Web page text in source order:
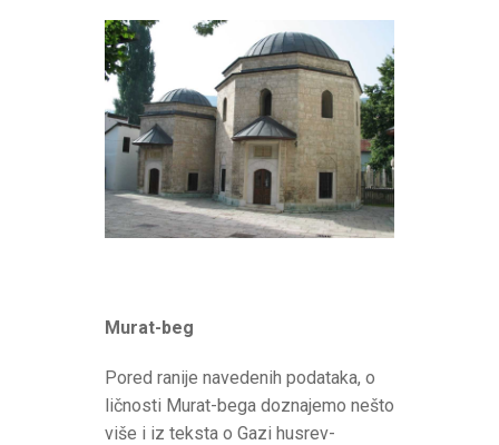
Murat-beg
Pored ranije navedenih podataka, o
ličnosti Murat-bega doznajemo nešto
više i iz teksta o Gazi husrev-